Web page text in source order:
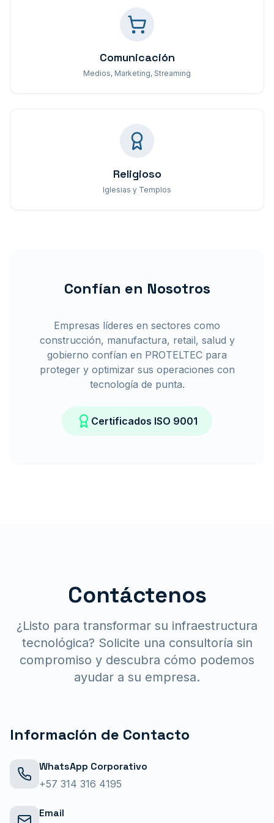
Comunicación
Medios, Marketing, Streaming
Religioso
Iglesias y Templos
Confían en Nosotros
Empresas líderes en sectores como
construcción, manufactura, retail, salud y
gobierno confían en PROTELTEC para
proteger y optimizar sus operaciones con
tecnología de punta.
Certificados ISO 9001
Contáctenos
¿Listo para transformar su infraestructura
tecnológica? Solicite una consultoría sin
compromiso y descubra cómo podemos
ayudar a su empresa.
Información de Contacto
WhatsApp Corporativo
+57 314 316 4195
Email